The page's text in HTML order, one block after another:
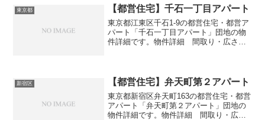
22間取り3DK広さ・面積58-62㎡建設年度
築年数19...
東京都 【都営住宅】千石一丁目アパート
東京都江東区千石1-9の都営住宅・都営ア
パート「千石一丁目アパート」団地の物
件詳細です。物件詳細 間取り・広さ団
ア...
新宿区 【都営住宅】弁天町第２アパート
東京都新宿区弁天町163の都営住宅・都営
アパート「弁天町第２アパート」団地の
物件詳細です。物件詳細 間取り・広さ